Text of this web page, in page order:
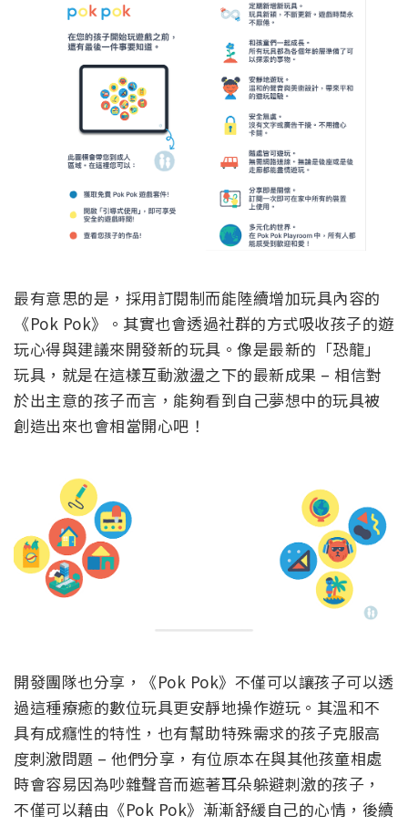
最有意思的是，採用訂閱制而能陸續增加玩具內容的
《Pok Pok》。其實也會透過社群的方式吸收孩子的遊
玩心得與建議來開發新的玩具。像是最新的「恐龍」
玩具，就是在這樣互動激盪之下的最新成果 – 相信對
於出主意的孩子而言，能夠看到自己夢想中的玩具被
創造出來也會相當開心吧！
開發團隊也分享，《Pok Pok》不僅可以讓孩子可以透
過這種療癒的數位玩具更安靜地操作遊玩。其溫和不
具有成癮性的特性，也有幫助特殊需求的孩子克服高
度刺激問題 – 他們分享，有位原本在與其他孩童相處
時會容易因為吵雜聲音而遮著耳朵躲避刺激的孩子，
不僅可以藉由《Pok Pok》漸漸舒緩自己的心情，後續